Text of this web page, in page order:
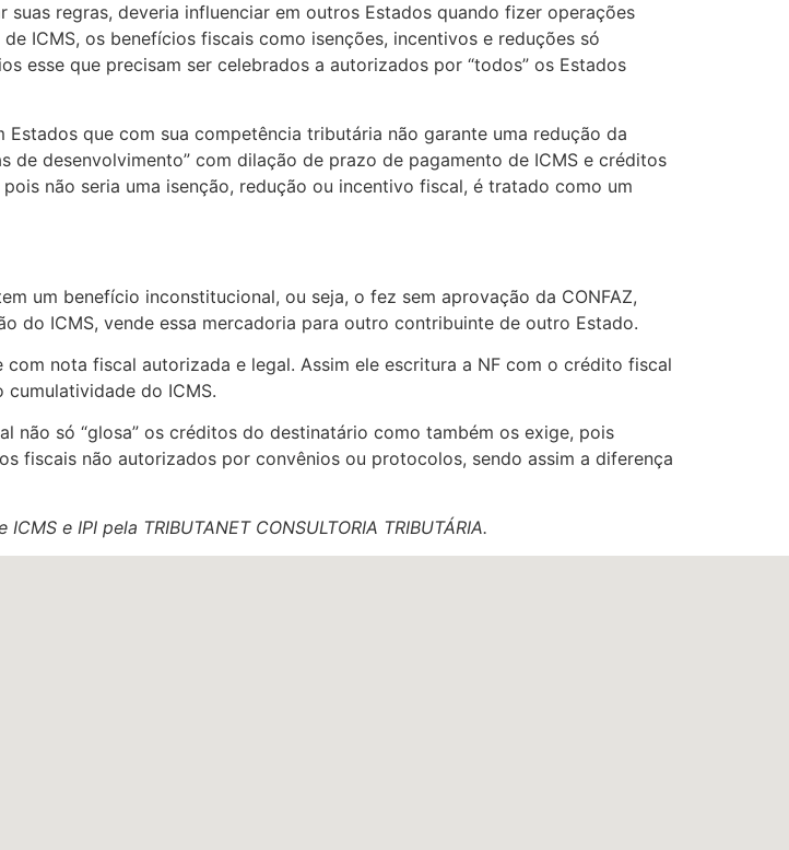
regras, deveria influenciar em outros Estados quando fizer operações
ICMS, os benefícios fiscais como isenções, incentivos e reduções só
esse que precisam ser celebrados a autorizados por “todos” os Estados
que com sua competência tributária não garante uma redução da
desenvolvimento” com dilação de prazo de pagamento de ICMS e créditos
não seria uma isenção, redução ou incentivo fiscal, é tratado como um
um benefício inconstitucional, ou seja, o fez sem aprovação da CONFAZ,
do ICMS, vende essa mercadoria para outro contribuinte de outro Estado.
nota fiscal autorizada e legal. Assim ele escritura a NF com o crédito fiscal
do ICMS.
não só “glosa” os créditos do destinatário como também os exige, pois
fiscais não autorizados por convênios ou protocolos, sendo assim a diferença
e IPI pela TRIBUTANET CONSULTORIA TRIBUTÁRIA.